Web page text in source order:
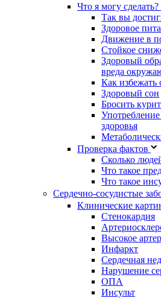
Что я могу сделать?
Так вы
Здоровое
Движение в
Стойкое
Здоровый
вреда
Как избежать
Здоровый сон
Бросить
Употребление
здоровья
Проверка фактов
Сколько
Что такое
Что такое
Сердечно-сосудистые
Клинические
Стенокардия
Высокое
Инфаркт
Сердечная
Нарушение
ОПА
Инсульт